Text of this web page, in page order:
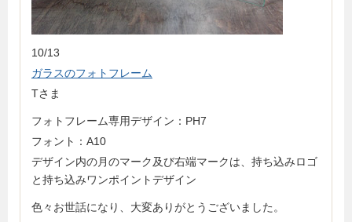
10/13
ガラスのフォトフレーム
Tさま
フォトフレーム専用デザイン：PH7
フォント：A10
デザイン内の月のマーク及び右端マークは、持ち込みロゴ
と持ち込みワンポイントデザイン
色々お世話になり、大変ありがとうございました。